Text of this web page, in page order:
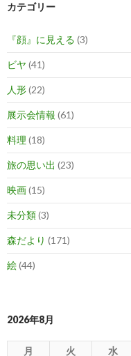
カテゴリー
『顔』に見える (3)
ビヤ (41)
人形(22)
展示会情報 (61)
料理 (18)
旅の思い出 (23)
映画(15)
未分類(3)
森だより (171)
絵(44)
2026年8月
月 火 水